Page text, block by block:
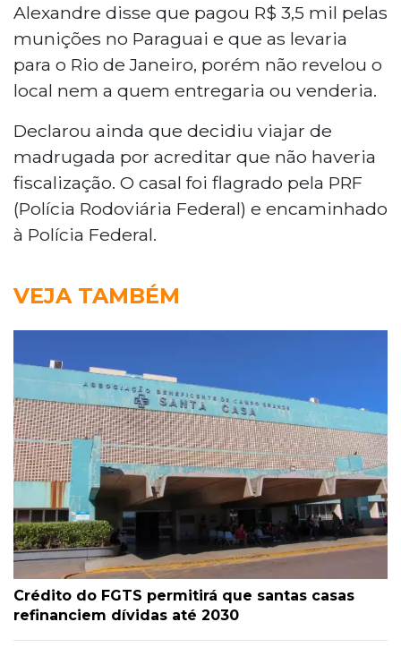
Alexandre disse que pagou R$ 3,5 mil pelas
munições no Paraguai e que as levaria
para o Rio de Janeiro, porém não revelou o
local nem a quem entregaria ou venderia.
Declarou ainda que decidiu viajar de
madrugada por acreditar que não haveria
fiscalização. O casal foi flagrado pela PRF
(Polícia Rodoviária Federal) e encaminhado
à Polícia Federal.
VEJA TAMBÉM
Crédito do FGTS permitirá que santas casas
refinanciem dívidas até 2030